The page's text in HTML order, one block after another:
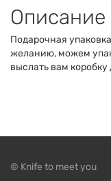
Описание
Подарочная
желанию, можем
выслать вам
© Knife to meet you